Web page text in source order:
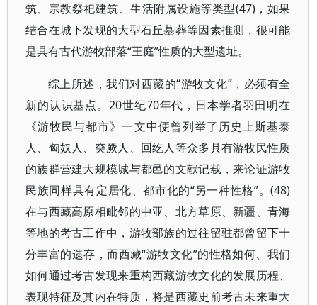
筑、宗教祭祀建筑、生活附属设施等类型(47)，如果
结合在城下发现的大型石丘墓葬等因素推测，很可能
是具有古代游牧部落“王庭”性质的大型遗址。
综上所述，我们对西藏的“游牧文化”，必须有全
新的认识基点。20世纪70年代，日本学者羽田明在
《游牧民与都市》一文中便曾列举了历史上斯基泰
人、匈奴人、突厥人、回纥人等众多具有游牧民性质
的族群营建大规模城与都邑的文献记载，来论证游牧
民族同样具有定居化、都市化的“另一种性格”。(48)
在与西藏高原相毗邻的中亚、北方草原、新疆、青海
等地的考古工作中，游牧部族的过往留驻都曾留下十
分丰富的遗存，而西藏“游牧文化”的性格如何、我们
如何通过考古发现来重构西藏游牧文化的发展历程、
表现特征及其内在特质，将是西藏史前考古未来重大